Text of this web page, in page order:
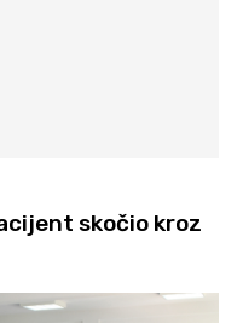
skočio kroz